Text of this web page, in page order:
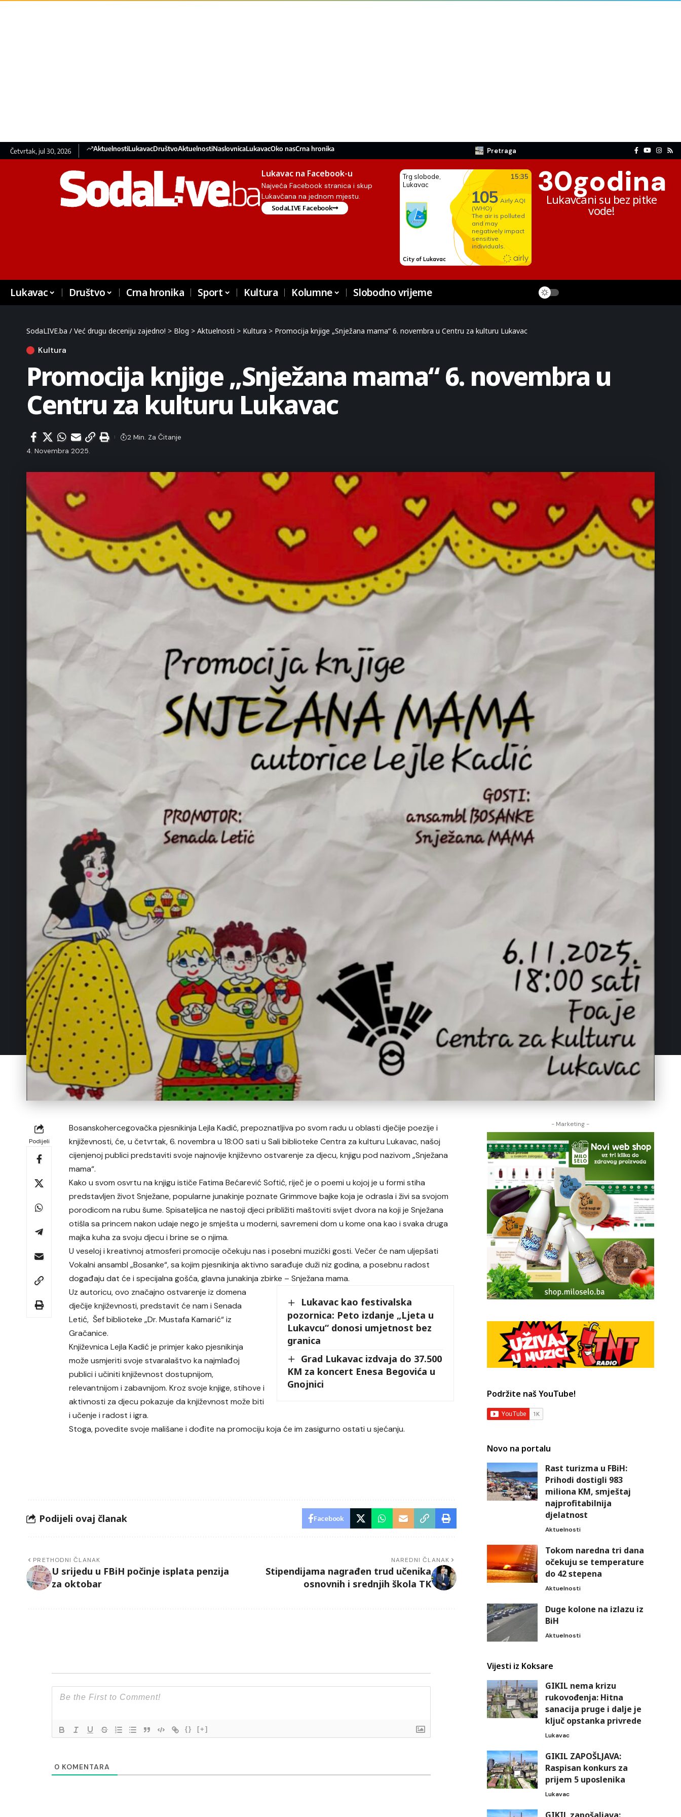
Četvrtak, jul 30, 2026 AktuelnostiLukavacDruštvoAktuelnostiNaslovnicaLukavacOko nasCrna hronika Pretraga
Lukavac na Facebook-u
Najveća Facebook stranica i skup
Lukavčana na jednom mjestu.
SodaLIVE Facebook
30godina
Lukavčani su bez pitke
vode!
Lukavac Društvo Crna hronika Sport Kultura Kolumne Slobodno vrijeme
SodaLIVE.ba / Već drugu deceniju zajedno! > Blog > Aktuelnosti > Kultura > Promocija knjige „Snježana mama“ 6. novembra u Centru za kulturu Lukavac
Kultura
Promocija knjige „Snježana mama“ 6. novembra u
Centru za kulturu Lukavac
4. Novembra 2025.
2 Min. Za Čitanje
Podijeli
Bosanskohercegovačka pjesnikinja Lejla Kadić, prepoznatljiva po svom radu u oblasti dječije poezije i
književnosti, će, u četvrtak, 6. novembra u 18:00 sati u Sali biblioteke Centra za kulturu Lukavac, našoj
cijenjenoj publici predstaviti svoje najnovije književno ostvarenje za djecu, knjigu pod nazivom „Snježana
mama“.
Kako u svom osvrtu na knjigu ističe Fatima Bećarević Softić, riječ je o poemi u kojoj je u formi stiha
predstavljen život Snježane, popularne junakinje poznate Grimmove bajke koja je odrasla i živi sa svojom
porodicom na rubu šume. Spisateljica ne nastoji djeci približiti maštoviti svijet dvora na koji je Snježana
otišla sa princem nakon udaje nego je smješta u moderni, savremeni dom u kome ona kao i svaka druga
majka kuha za svoju djecu i brine se o njima.
U veseloj i kreativnoj atmosferi promocije očekuju nas i posebni muzički gosti. Večer će nam uljepšati
Vokalni ansambl „Bosanke“, sa kojim pjesnikinja aktivno sarađuje duži niz godina, a posebnu radost
događaju dat će i specijalna gošća, glavna junakinja zbirke – Snježana mama.
Lukavac kao festivalska
pozornica: Peto izdanje „Ljeta u
Lukavcu“ donosi umjetnost bez
granica
Grad Lukavac izdvaja do 37.500
KM za koncert Enesa Begovića u
Gnojnici
Uz autoricu, ovo značajno ostvarenje iz domena
dječije književnosti, predstavit će nam i Senada
Letić, Šef biblioteke „Dr. Mustafa Kamarić“ iz
Gračanice.
Književnica Lejla Kadić je primjer kako pjesnikinja
može usmjeriti svoje stvaralaštvo ka najmlađoj
publici i učiniti književnost dostupnijom,
relevantnijom i zabavnijom. Kroz svoje knjige, stihove i
aktivnosti za djecu pokazuje da književnost može biti
i učenje i radost i igra.
Stoga, povedite svoje mališane i dođite na promociju koja će im zasigurno ostati u sjećanju.
Podijeli ovaj članak Facebook
PRETHODNI ČLANAK
U srijedu u FBiH počinje isplata penzija
za oktobar
NAREDNI ČLANAK
Stipendijama nagrađen trud učenika
osnovnih i srednjih škola TK
{} [+]
0 KOMENTARA
- Marketing -
Podržite naš YouTube!
Novo na portalu
Rast turizma u FBiH:
Prihodi dostigli 983
miliona KM, smještaj
najprofitabilnija
djelatnost
Aktuelnosti
Tokom naredna tri dana
očekuju se temperature
do 42 stepena
Aktuelnosti
Duge kolone na izlazu iz
BiH
Aktuelnosti
Vijesti iz Koksare
GIKIL nema krizu
rukovođenja: Hitna
sanacija pruge i dalje je
ključ opstanka privrede
Lukavac
GIKIL ZAPOŠLJAVA:
Raspisan konkurs za
prijem 5 uposlenika
Lukavac